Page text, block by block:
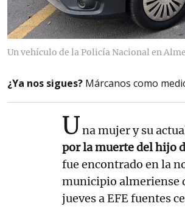
Un vehículo de la Policía Nacional en
¿Ya nos sigues? Márcanos como
Una mujer y su
por la muerte del hijo
fue encontrado en la
municipio almeriense
jueves a EFE fuentes